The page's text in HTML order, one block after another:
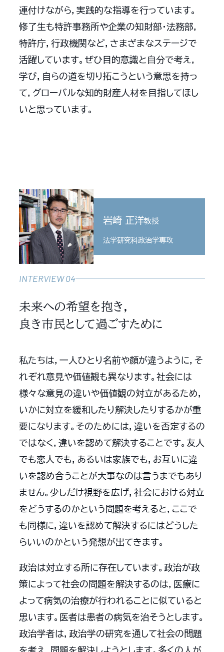
連付けながら，実践的な指導を行っています。
修了生も特許事務所や企業の知財部・法務部，
特許庁，行政機関など，さまざまなステージで
活躍しています。ぜひ目的意識と自分で考え，
学び，自らの道を切り拓こうという意思を持っ
て，グローバルな知的財産人材を目指してほし
いと思っています。
岩崎 正洋教授
法学研究科政治学専攻
INTERVIEW 04
未来への希望を抱き，
良き市民として過ごすために
私たちは，一人ひとり名前や顔が違うように，そ
れぞれ意見や価値観も異なります。社会には
様々な意見の違いや価値観の対立があるため，
いかに対立を緩和したり解決したりするかが重
要になります。そのためには，違いを否定するの
ではなく，違いを認めて解決することです。友人
でも恋人でも，あるいは家族でも，お互いに違
いを認め合うことが大事なのは言うまでもあり
ません。少しだけ視野を広げ，社会における対立
をどうするのかという問題を考えると，ここで
も同様に，違いを認めて解決するにはどうした
らいいのかという発想が出てきます。
政治は対立する所に存在しています。政治が政
策によって社会の問題を解決するのは，医療に
よって病気の治療が行われることに似ていると
思います。医者は患者の病気を治そうとします。
政治学者は，政治学の研究を通して社会の問題
を考え，問題を解決しようとします。多くの人が